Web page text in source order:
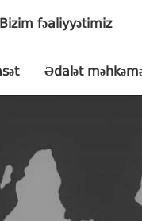
Bizim fəaliyyətimiz
Ədalət